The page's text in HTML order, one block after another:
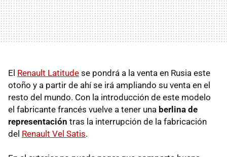
El Renault Latitude se pondrá a la venta en Rusia este
otoño y a partir de ahí se irá ampliando su venta en el
resto del mundo. Con la introducción de este modelo
el fabricante francés vuelve a tener una berlina de
representación tras la interrupción de la fabricación
del Renault Vel Satis.